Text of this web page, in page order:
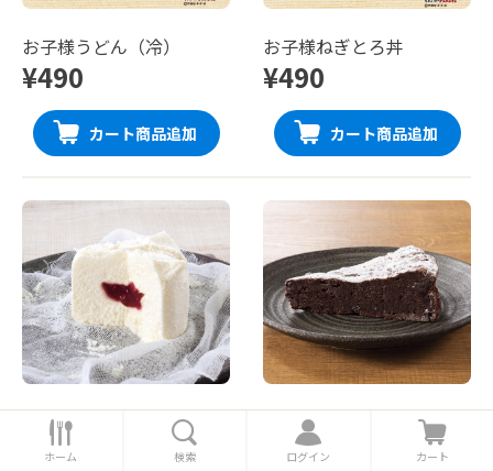
お子様うどん（冷）
¥490
カート商品追加
お子様ねぎとろ丼
¥490
カート商品追加
豆乳のチーズケーキ（ラ
ズベリーソース）
チョコレートケーキ
ホ
ー
ホーム 索
検索
ロ
グ
ログイン
カ
ー
カート